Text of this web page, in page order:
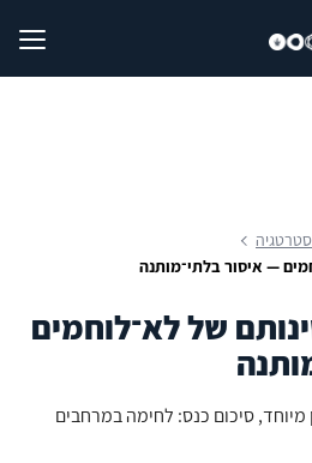
— איסור בלתי־מותנה
של לא־לוחמים
כרך 5, גיליון מיוחד, סיכום כנס: לחימה במרחבים